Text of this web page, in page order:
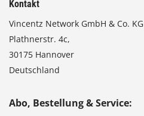
Kontakt
Vincentz Network GmbH & Co. KG
Plathnerstr. 4c,
30175 Hannover
Deutschland
Abo, Bestellung & Service: